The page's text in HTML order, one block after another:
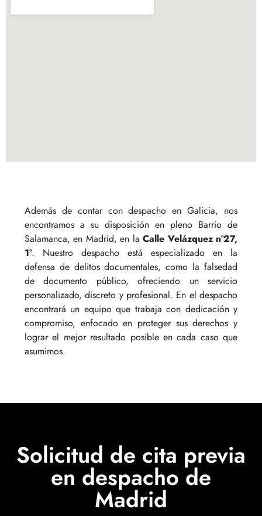
Además de contar con despacho en Galicia, nos
encontramos a su disposición en pleno Barrio de
Salamanca, en Madrid, en laCalle Velázquez nº27,
1º. Nuestro despacho está especializado en la
defensa de delitos documentales, como la falsedad
de documento público, ofreciendo un servicio
personalizado, discreto y profesional. En el despacho
encontrará un equipo que trabaja con dedicación y
compromiso, enfocado en proteger sus derechos y
lograr el mejor resultado posible en cada caso que
asumimos.
Solicitud de cita previa
en despacho de
Madrid